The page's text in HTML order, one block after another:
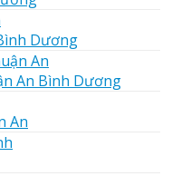
Dương
An Bình Dương
An